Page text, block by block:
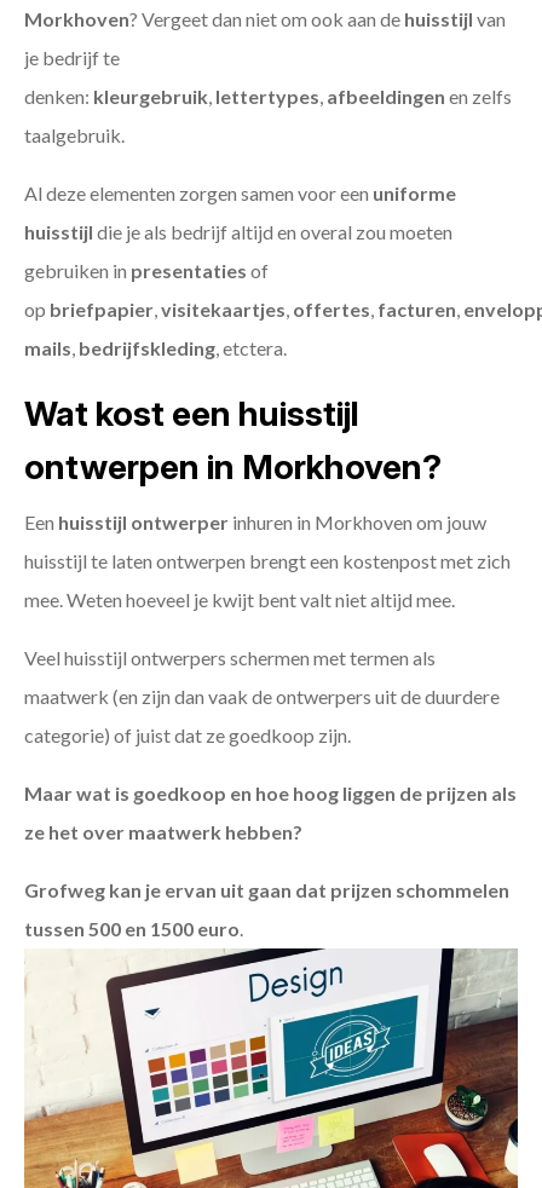
Morkhoven? Vergeet dan niet om ook aan de huisstijl van
je bedrijf te
denken: kleurgebruik, lettertypes, afbeeldingen en zelfs
taalgebruik.
Al deze elementen zorgen samen voor een uniforme
huisstijl die je als bedrijf altijd en overal zou moeten
gebruiken in presentaties of
op briefpapier,visitekaartjes, offertes, facturen,
mails, bedrijfskleding, etctera.
Wat kost een huisstijl
ontwerpen in Morkhoven?
Een huisstijl ontwerper inhuren in Morkhoven om jouw
huisstijl te laten ontwerpen brengt een kostenpost met zich
mee. Weten hoeveel je kwijt bent valt niet altijd mee.
Veel huisstijl ontwerpers schermen met termen als
maatwerk (en zijn dan vaak de ontwerpers uit de duurdere
categorie) of juist dat ze goedkoop zijn.
Maar wat is goedkoop en hoe hoog liggen de prijzen als
ze het over maatwerk hebben?
Grofweg kan je ervan uit gaan dat prijzen schommelen
tussen 500 en 1500 euro.